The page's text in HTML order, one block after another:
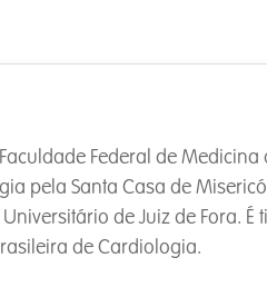
Federal de Medicina
pela Santa Casa de
de Juiz de Fora. É
de Cardiologia.